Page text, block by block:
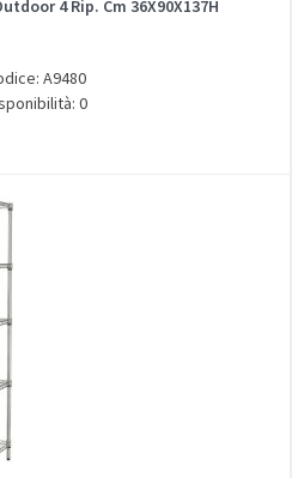
4 Rip. Cm 36X90X137H
A9480
0